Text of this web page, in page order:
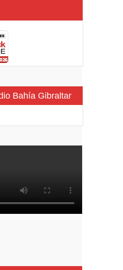
Bahía Gibraltar